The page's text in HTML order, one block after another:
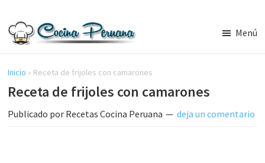
contenido
lateral
principal
Cocina
Peruana,
Recetas
de
Comida
Menú
Inicio » Receta de frijoles con camarones
Receta de frijoles con camarones
Publicado por Recetas Cocina Peruana deja un comentario